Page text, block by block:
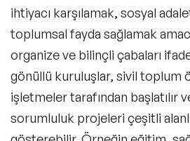
ihtiyacı karşılamak, sosyal
toplumsal fayda sağlamak
organize ve bilinçli çabaları
gönüllü kuruluşlar, sivil toplum
işletmeler tarafından başlatılır
sorumluluk projeleri çeşitli